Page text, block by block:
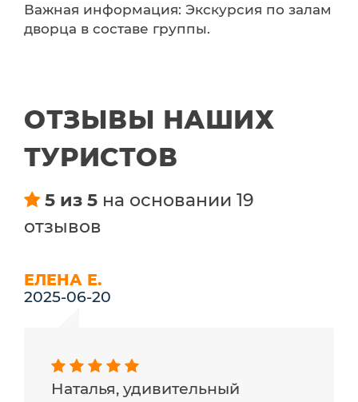
Важная информация: Экскурсия по залам
дворца в составе группы.
ОТЗЫВЫ НАШИХ
ТУРИСТОВ
5 из 5 на основании 19
отзывов
ЕЛЕНА Е.
2025-06-20
Наталья, удивительный